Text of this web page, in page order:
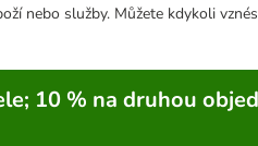
nebo služby. Můžete kdykoli
10 % na druhou